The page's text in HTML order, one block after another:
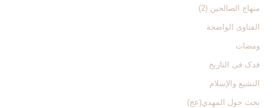
منهاج الصالحین (2)
الفتاوی الواضحة
ومضات
فدک فی التاریخ
التشیع والإسلام
بحث حول المهدي(عج)